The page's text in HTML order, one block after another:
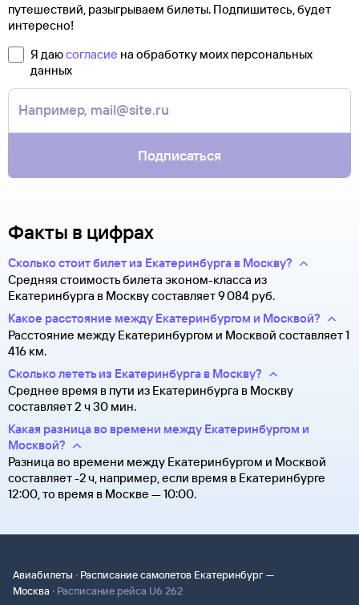
можно не сам билет, а маршрутную квитанцию. В ней есть
номер электронного билета и все сведения о вашем
полете.
Туту.ру высылает маршрутную квитанцию по электронной
почте. Советуем распечатать ее и взять с собой в аэропорт.
за границей, хотя для посадки в самолет вам понадобится
только паспорт.
вы получите после заказа билетов на сайте Туту.ру. Укажите
в теме сообщения «Возврат билетов» и кратко опишите
свою ситуацию. С вами свяжутся наши специалисты.
В письме, которое вы получите после заказа, будут
контакты агентства-партнера, через которое оформлен
билет. Вы можете связаться с ним напрямую.
путешествий, разыгрываем билеты. Подпишитесь, будет
интересно!
Я даюсогласие на обработку моих персональных
данных
Подписаться
Факты в цифрах
Сколько стоит билет из Екатеринбурга в Москву?
Средняя стоимость билета эконом-класса из
Екатеринбурга в Москву составляет 9 ⁠084 руб.
Какое расстояние между Екатеринбургом и Москвой?
Расстояние между Екатеринбургом и Москвой составляет 1
416 км.
Сколько лететь из Екатеринбурга в Москву?
Среднее время в пути из Екатеринбурга в Москву
составляет 2 ч 30 мин.
Какая разница во времени между Екатеринбургом и
Москвой?
Разница во времени между Екатеринбургом и Москвой
составляет -2 ч, например, если время в Екатеринбурге
12:00, то время в Москве — 10:00.
Авиабилеты · Расписание самолетов Екатеринбург —
Москва · Расписание рейса U6 262